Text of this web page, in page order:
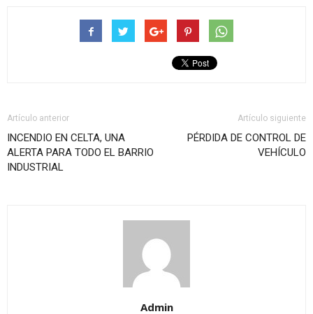
Artículo anterior
INCENDIO EN CELTA, UNA
ALERTA PARA TODO EL BARRIO
INDUSTRIAL
Artículo siguiente
PÉRDIDA DE CONTROL DE
VEHÍCULO
Admin